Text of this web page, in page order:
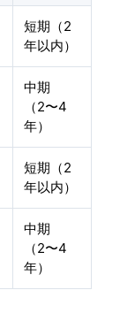
短期（2
年以内）
中期
（2〜4
年）
短期（2
年以内）
中期
（2〜4
年）